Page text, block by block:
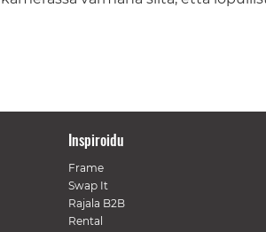
Inspiroidu
Frame
Swap It
Rajala B2B
Rental